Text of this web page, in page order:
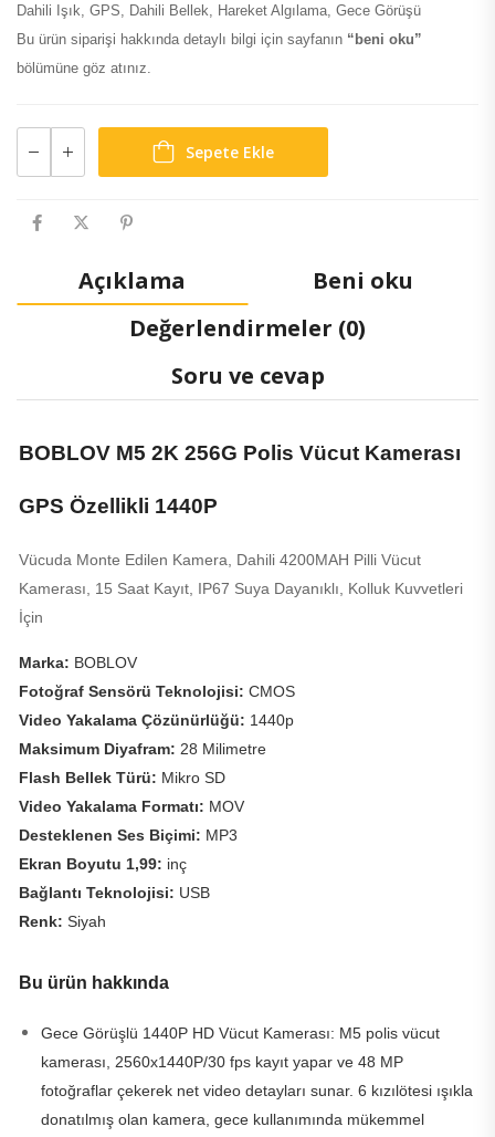
Dahili Işık, GPS, Dahili Bellek, Hareket Algılama, Gece Görüşü
Bu ürün siparişi hakkında detaylı bilgi için sayfanın “beni oku”
bölümüne göz atınız.
Sepete Ekle
Açıklama
Beni oku
Değerlendirmeler (0)
Soru ve cevap
BOBLOV M5 2K 256G Polis Vücut Kamerası
GPS Özellikli 1440P
Vücuda Monte Edilen Kamera, Dahili 4200MAH Pilli Vücut
Kamerası, 15 Saat Kayıt, IP67 Suya Dayanıklı, Kolluk Kuvvetleri
İçin
Marka: BOBLOV
Fotoğraf Sensörü Teknolojisi: CMOS
Video Yakalama Çözünürlüğü: 1440p
Maksimum Diyafram: 28 Milimetre
Flash Bellek Türü: Mikro SD
Video Yakalama Formatı: MOV
Desteklenen Ses Biçimi: MP3
Ekran Boyutu 1,99: inç
Bağlantı Teknolojisi: USB
Renk: Siyah
Bu ürün hakkında
Gece Görüşlü 1440P HD Vücut Kamerası: M5 polis vücut
kamerası, 2560x1440P/30 fps kayıt yapar ve 48 MP
fotoğraflar çekerek net video detayları sunar. 6 kızılötesi ışıkla
donatılmış olan kamera, gece kullanımında mükemmel